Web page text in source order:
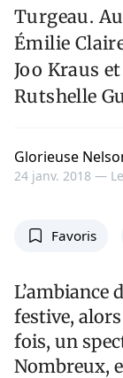
Turgeau.
Émilie
Joo Kraus
Rutshelle
Glorieuse
24 janv. 2018 —
Favoris
L’ambiance
festive,
fois, un
Nombreux,